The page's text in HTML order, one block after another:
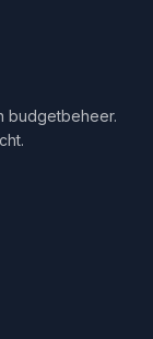
budgetbeheer.